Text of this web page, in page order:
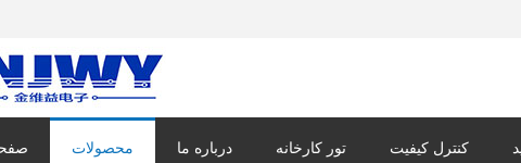
محصولات درباره ما تور کارخانه کنترل کیفیت